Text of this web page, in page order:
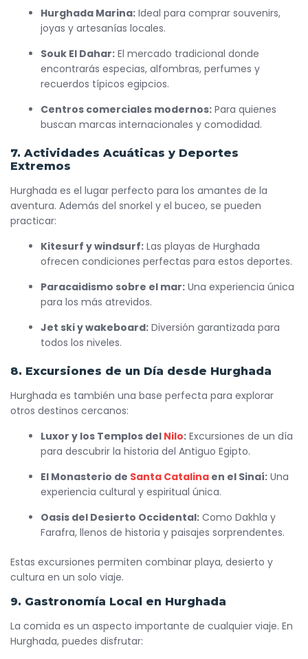
Hurghada Marina: Ideal para comprar souvenirs,
joyas y artesanías locales.
Souk El Dahar: El mercado tradicional donde
encontrarás especias, alfombras, perfumes y
recuerdos típicos egipcios.
Centros comerciales modernos: Para quienes
buscan marcas internacionales y comodidad.
7. Actividades Acuáticas y Deportes
Extremos
Hurghada es el lugar perfecto para los amantes de la
aventura. Además del snorkel y el buceo, se pueden
practicar:
Kitesurf y windsurf: Las playas de Hurghada
ofrecen condiciones perfectas para estos deportes.
Paracaidismo sobre el mar: Una experiencia única
para los más atrevidos.
Jet ski y wakeboard: Diversión garantizada para
todos los niveles.
8. Excursiones de un Día desde Hurghada
Hurghada es también una base perfecta para explorar
otros destinos cercanos:
Luxor y los Templos del Nilo: Excursiones de un día
para descubrir la historia del Antiguo Egipto.
El Monasterio de Santa Catalina en el Sinaí: Una
experiencia cultural y espiritual única.
Oasis del Desierto Occidental: Como Dakhla y
Farafra, llenos de historia y paisajes sorprendentes.
Estas excursiones permiten combinar playa, desierto y
cultura en un solo viaje.
9. Gastronomía Local en Hurghada
La comida es un aspecto importante de cualquier viaje. En
Hurghada, puedes disfrutar: